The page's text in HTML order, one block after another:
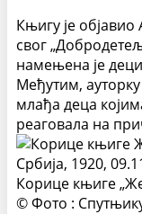
Књигу је
свог
намењена је
Међутим,
млађа деца
реаговала на
Корице књиге
© Фото :